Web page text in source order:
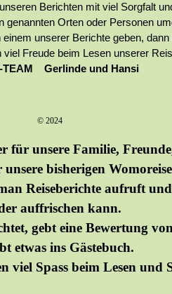
Berichten mit viel Sorgfalt
genannten Orten oder Personen
unserer Berichte geben,
Freude beim Lesen unserer
TEAM Gerlinde und Hansi
© 2024
für unsere Familie,
bisherigen
Reiseberichte aufruft
auffrischen kann.
gebt eine Bewertung
etwas ins Gästebuch.
viel Spass beim Lesen und